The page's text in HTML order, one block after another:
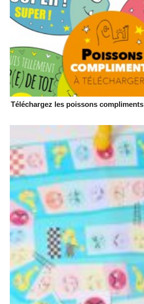
Téléchargez les poissons compliments